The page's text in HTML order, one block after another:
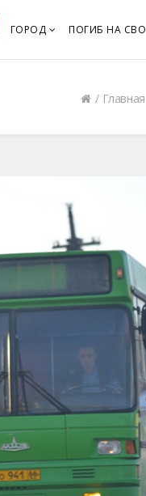
ГОРОД ПОГИБ НА СВО
Главная